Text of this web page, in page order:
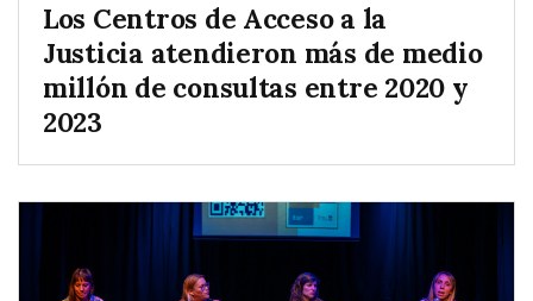
Los Centros de Acceso a la
Justicia atendieron más de medio
millón de consultas entre 2020 y
2023